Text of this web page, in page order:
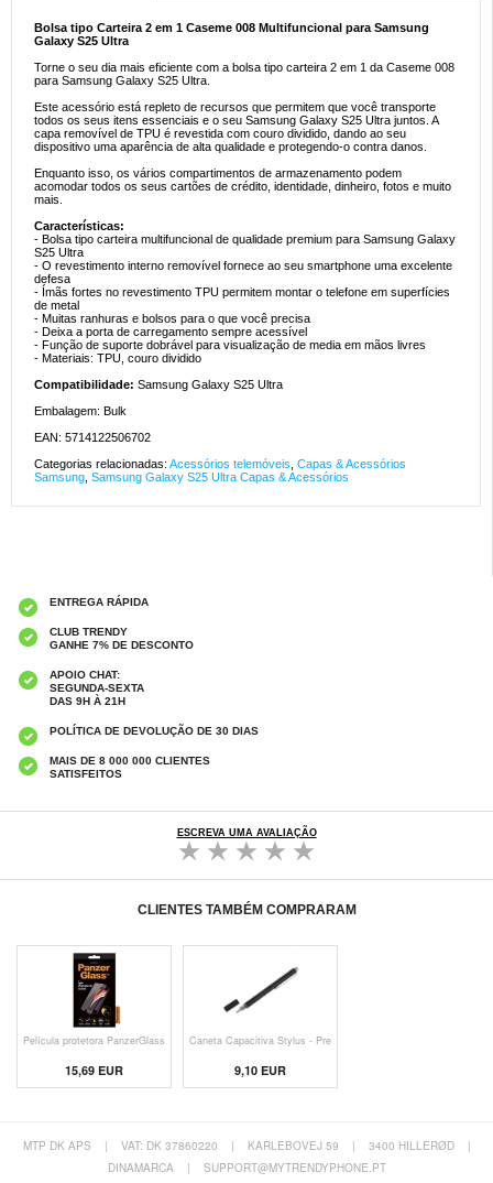
Bolsa tipo Carteira 2 em 1 Caseme 008 Multifuncional para Samsung
Galaxy S25 Ultra
Torne o seu dia mais eficiente com a bolsa tipo carteira 2 em 1 da Caseme 008
para Samsung Galaxy S25 Ultra.
Este acessório está repleto de recursos que permitem que você transporte
todos os seus itens essenciais e o seu Samsung Galaxy S25 Ultra juntos. A
capa removível de TPU é revestida com couro dividido, dando ao seu
dispositivo uma aparência de alta qualidade e protegendo-o contra danos.
Enquanto isso, os vários compartimentos de armazenamento podem
acomodar todos os seus cartões de crédito, identidade, dinheiro, fotos e muito
mais.
Características:
- Bolsa tipo carteira multifuncional de qualidade premium para Samsung Galaxy
S25 Ultra
- O revestimento interno removível fornece ao seu smartphone uma excelente
defesa
- Ímãs fortes no revestimento TPU permitem montar o telefone em superfícies
de metal
- Muitas ranhuras e bolsos para o que você precisa
- Deixa a porta de carregamento sempre acessível
- Função de suporte dobrável para visualização de media em mãos livres
- Materiais: TPU, couro dividido
Compatibilidade: Samsung Galaxy S25 Ultra
Embalagem: Bulk
EAN: 5714122506702
Categorias relacionadas: Acessórios telemóveis Capas & Acessórios
Samsung Samsung Galaxy S25 Ultra Capas & Acessórios
ENTREGA RÁPIDA
CLUB TRENDY
GANHE 7% DE DESCONTO
APOIO CHAT:
SEGUNDA-SEXTA
DAS 9H À 21H
POLÍTICA DE DEVOLUÇÃO DE 30 DIAS
MAIS DE 8 000 000 CLIENTES
SATISFEITOS
ESCREVA UMA AVALIAÇÃO
CLIENTES TAMBÉM COMPRARAM
Película protetora PanzerGlass
15,69 EUR
Caneta Capacitiva Stylus - Pre
9,10 EUR
MTP DK APS | VAT: DK 37860220 | KARLEBOVEJ 59 | 3400 HILLERØD
|
DINAMARCA
| SUPPORT@MYTRENDYPHONE.PT